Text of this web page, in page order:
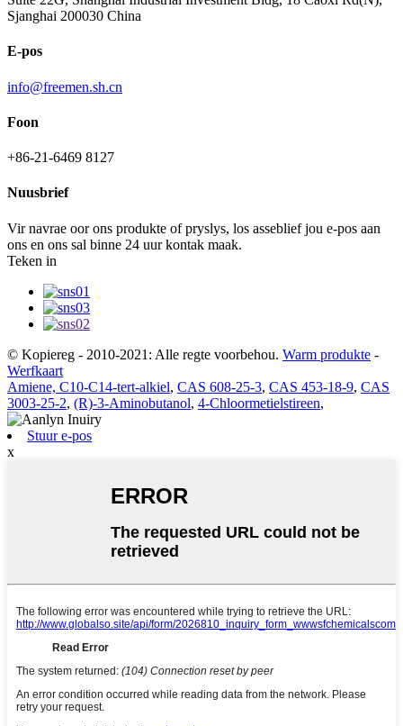
Sjanghai 200030 China
E-pos
info@freemen.sh.cn
Foon
+86-21-6469 8127
Nuusbrief
Vir navrae oor ons produkte of pryslys, los asseblief jou e-pos aan
ons en ons sal binne 24 uur kontak maak.
Teken in
© Kopiereg - 2010-2021: Alle regte voorbehou. Warm produkte -
Werfkaart
Amiene, C10-C14-tert-alkiel, CAS 608-25-3, CAS 453-18-9, CAS
3003-25-2, (R)-3-Aminobutanol, 4-Chloormetielstireen,
Stuur e-pos
x